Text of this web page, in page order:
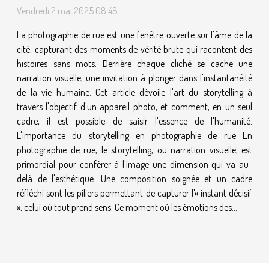
Vendredi 2 mai 2025 08:48
La photographie de rue est une fenêtre ouverte sur l'âme de la
cité, capturant des moments de vérité brute qui racontent des
histoires sans mots. Derrière chaque cliché se cache une
narration visuelle, une invitation à plonger dans l'instantanéité
de la vie humaine. Cet article dévoile l'art du storytelling à
travers l'objectif d'un appareil photo, et comment, en un seul
cadre, il est possible de saisir l'essence de l'humanité.
L'importance du storytelling en photographie de rue En
photographie de rue, le storytelling, ou narration visuelle, est
primordial pour conférer à l'image une dimension qui va au-
delà de l'esthétique. Une composition soignée et un cadre
réfléchi sont les piliers permettant de capturer l'« instant décisif
», celui où tout prend sens. Ce moment où les émotions des...